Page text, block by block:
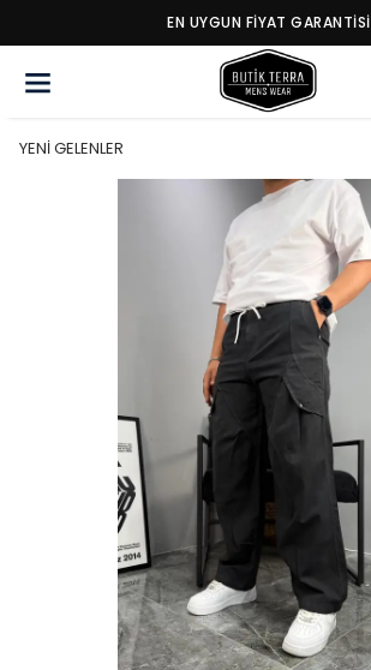
EN UYGUN FİYAT GARANTİSİ
YENİ GELENLER